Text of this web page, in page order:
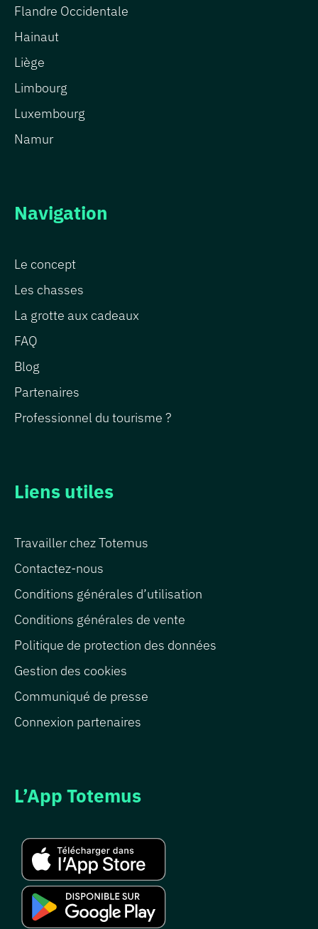
Navigation
Le concept
Les chasses
La grotte aux cadeaux
FAQ
Blog
Partenaires
Professionnel du tourisme ?
Flandre Occidentale
Hainaut
Liège
Limbourg
Luxembourg
Namur
Liens utiles
Travailler chez Totemus
Contactez-nous
Conditions générales d’utilisation
Conditions générales de vente
Politique de protection des données
Gestion des cookies
Communiqué de presse
Connexion partenaires
L’App Totemus